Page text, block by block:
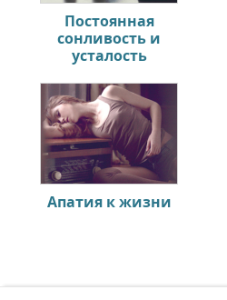
Постоянная
сонливость и
усталость
Апатия к жизни